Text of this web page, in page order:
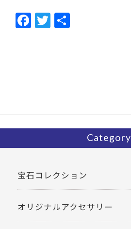
F
ac
T
w
Category
宝石コレクション
オリジナルアクセサリー